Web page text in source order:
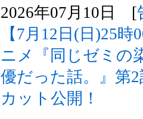
2026年07月10日 [
【7月12日(日)25
ニメ『同じゼミの
優だった話。』第
カット公開！